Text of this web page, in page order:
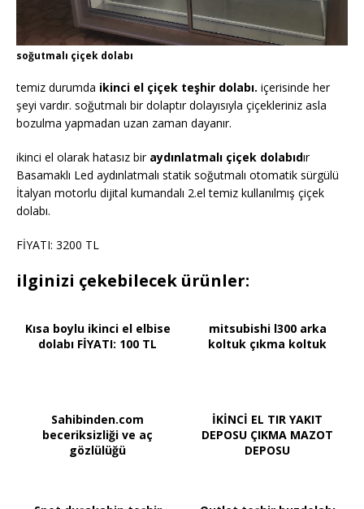
soğutmalı çiçek dolabı
temiz durumda ikinci el çiçek teşhir dolabı. içerisinde her
şeyi vardır. soğutmalı bir dolaptır dolayısıyla çiçekleriniz asla
bozulma yapmadan uzan zaman dayanır.
ikinci el olarak hatasız bir aydınlatmalı çiçek dolabıdır
Basamaklı Led aydınlatmalı statik soğutmalı otomatik sürgülü
İtalyan motorlu dijital kumandalı 2.el temiz kullanılmış çiçek
dolabı.
FİYATI: 3200 TL
ilginizi çekebilecek ürünler:
Kısa boylu ikinci el elbise
dolabı FİYATI: 100 TL
mitsubishi l300 arka
koltuk çıkma koltuk
Sahibinden.com
beceriksizliği ve aç
gözlülüğü
İKİNCİ EL TIR YAKIT
DEPOSU ÇIKMA MAZOT
DEPOSU